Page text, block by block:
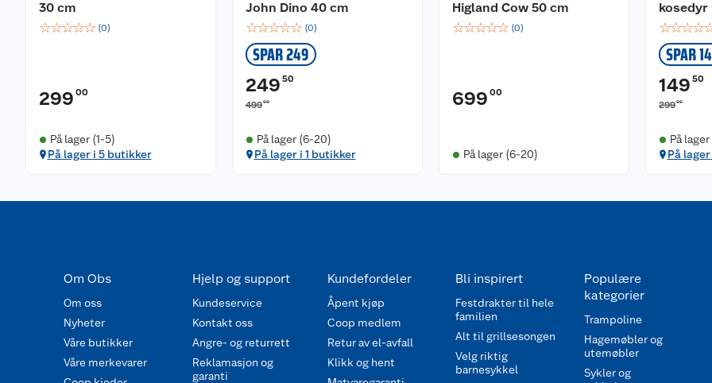
30 cm
☆☆☆☆☆ (0)
299 00
På lager (1-5)
På lager i 5 butikker
John Dino 40 cm
☆☆☆☆☆ (0)
SPAR 249
249 50
49900
På lager (6-20)
På lager i 1 butikker
Higland Cow 50 cm
☆☆☆☆☆ (0)
699 00
På lager (6-20)
kosedyr
☆☆☆☆
SPAR
149 50
29900
På
På
Om Obs
Om oss
Nyheter
Våre butikker
Våre merkevarer
Hjelp og support
Kundeservice
Kontakt oss
Angre- og returrett
Reklamasjon og
garanti
Kundefordeler
Åpent kjøp
Coop medlem
Retur av el-avfall
Klikk og hent
Bli inspirert
Festdrakter til hele
familien
Alt til grillsesongen
Velg riktig
barnesykkel
Populære
kategorier
Trampoline
Hagemøbler og
utemøbler
Sykler og